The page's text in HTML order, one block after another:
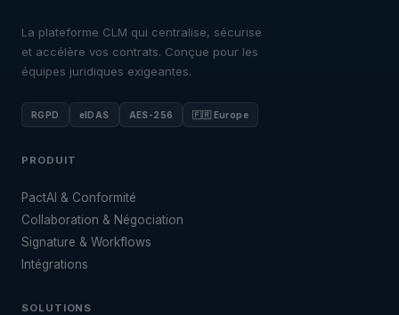
La plateforme CLM qui centralise, sécurise
et accélère vos contrats. Conçue pour les
équipes juridiques exigeantes.
RGPD eIDAS AES-256 🇫🇷 Europe
PRODUIT
PactAI & Conformité
Collaboration & Négociation
Signature & Workflows
Intégrations
SOLUTIONS